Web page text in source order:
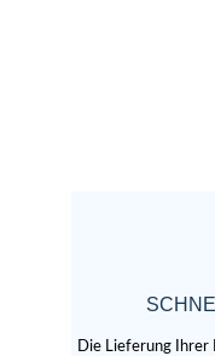
Die Lieferung Ihrer